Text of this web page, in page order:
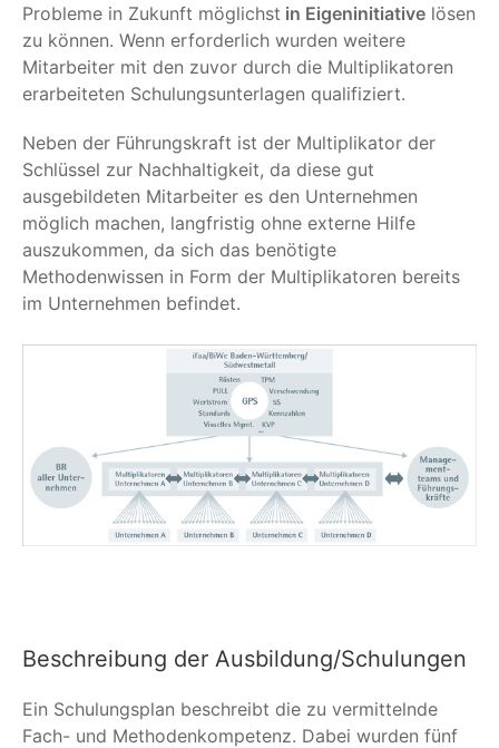
Probleme in Zukunft möglichst in Eigeninitiative lösen
zu können. Wenn erforderlich wurden weitere
Mitarbeiter mit den zuvor durch die Multiplikatoren
erarbeiteten Schulungsunterlagen qualifiziert.
Neben der Führungskraft ist der Multiplikator der
Schlüssel zur Nachhaltigkeit, da diese gut
ausgebildeten Mitarbeiter es den Unternehmen
möglich machen, langfristig ohne externe Hilfe
auszukommen, da sich das benötigte
Methodenwissen in Form der Multiplikatoren bereits
im Unternehmen befindet.
Beschreibung der Ausbildung/Schulungen
Ein Schulungsplan beschreibt die zu vermittelnde
Fach- und Methodenkompetenz. Dabei wurden fünf